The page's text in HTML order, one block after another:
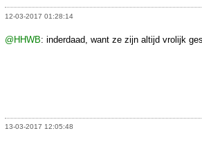
12-03-2017 01:28:14
@HHWB: inderdaad, want ze zijn altijd vrolijk
13-03-2017 12:05:48